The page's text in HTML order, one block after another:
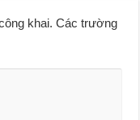
khai. Các trường